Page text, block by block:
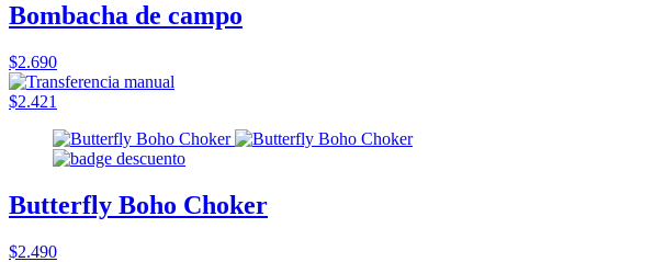
Bombacha de campo
$2.690
$2.421
Butterfly Boho Choker
$2.490